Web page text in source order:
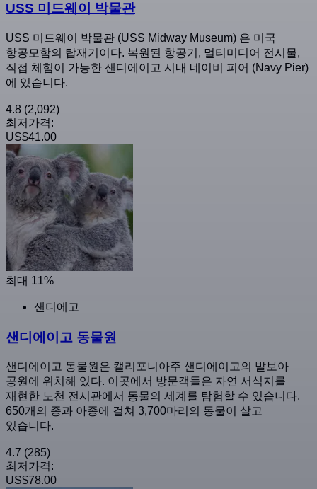
USS 미드웨이 박물관
USS 미드웨이 박물관 (USS Midway Museum) 은 미국
항공모함의 탑재기이다. 복원된 항공기, 멀티미디어 전시물,
직접 체험이 가능한 샌디에이고 시내 네이비 피어 (Navy Pier)
에 있습니다.
4.8 (2,092)
최저가격:
US$41.00
최대 11%
샌디에고
샌디에이고 동물원
샌디에이고 동물원은 캘리포니아주 샌디에이고의 발보아
공원에 위치해 있다. 이곳에서 방문객들은 자연 서식지를
재현한 노천 전시관에서 동물의 세계를 탐험할 수 있습니다.
650개의 종과 아종에 걸쳐 3,700마리의 동물이 살고
있습니다.
4.7 (285)
최저가격:
US$78.00